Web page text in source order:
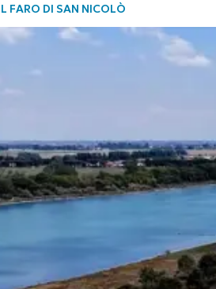
FARO DI SAN NICOLÒ